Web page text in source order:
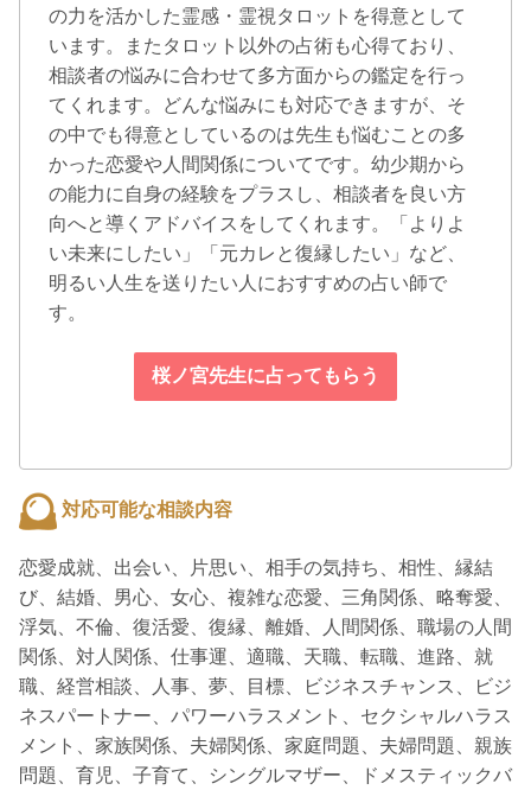
の力を活かした霊感・霊視タロットを得意として
います。またタロット以外の占術も心得ており、
相談者の悩みに合わせて多方面からの鑑定を行っ
てくれます。どんな悩みにも対応できますが、そ
の中でも得意としているのは先生も悩むことの多
かった恋愛や人間関係についてです。幼少期から
の能力に自身の経験をプラスし、相談者を良い方
向へと導くアドバイスをしてくれます。「よりよ
い未来にしたい」「元カレと復縁したい」など、
明るい人生を送りたい人におすすめの占い師で
す。
桜ノ宮先生に占ってもらう
対応可能な相談内容
恋愛成就、出会い、片思い、相手の気持ち、相性、縁結
び、結婚、男心、女心、複雑な恋愛、三角関係、略奪愛、
浮気、不倫、復活愛、復縁、離婚、人間関係、職場の人間
関係、対人関係、仕事運、適職、天職、転職、進路、就
職、経営相談、人事、夢、目標、ビジネスチャンス、ビジ
ネスパートナー、パワーハラスメント、セクシャルハラス
メント、家族関係、夫婦関係、家庭問題、夫婦問題、親族
問題、育児、子育て、シングルマザー、ドメスティックバ